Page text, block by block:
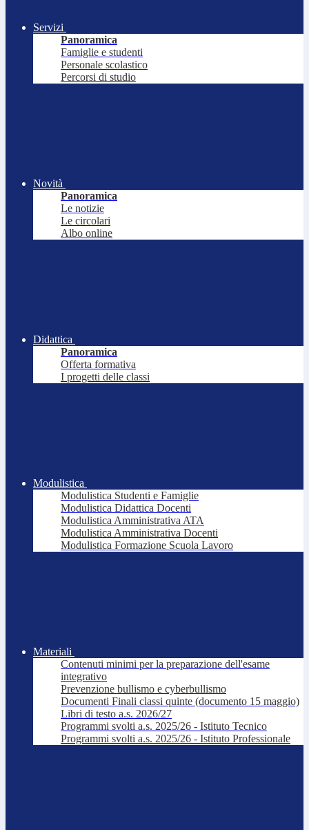
Servizi
Panoramica
Famiglie e studenti
Personale scolastico
Percorsi di studio
Novità
Panoramica
Le notizie
Le circolari
Albo online
Didattica
Panoramica
Offerta formativa
I progetti delle classi
Modulistica
Modulistica Studenti e Famiglie
Modulistica Didattica Docenti
Modulistica Amministrativa ATA
Modulistica Amministrativa Docenti
Modulistica Formazione Scuola Lavoro
Materiali
Contenuti minimi per la preparazione dell'esame
integrativo
Prevenzione bullismo e cyberbullismo
Documenti Finali classi quinte (documento 15 maggio)
Libri di testo a.s. 2026/27
Programmi svolti a.s. 2025/26 - Istituto Tecnico
Programmi svolti a.s. 2025/26 - Istituto Professionale